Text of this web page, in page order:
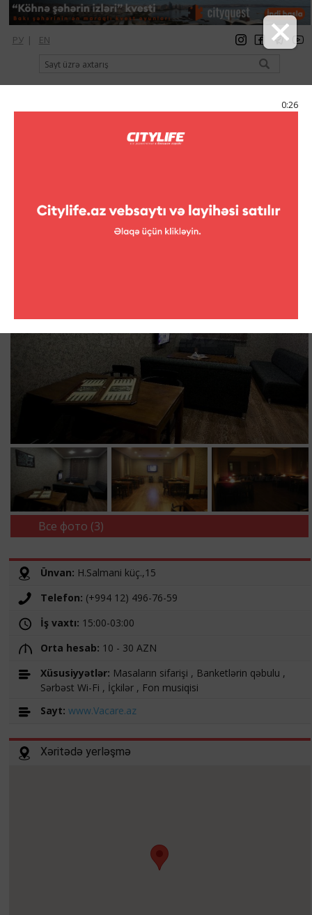
0:25
РУ | EN
qeydiyyat giriş Citylife Magazine
Vacare tea club
Все фото (3)
Ünvan: H.Salmani küç.,15
Telefon: (+994 12) 496-76-59
İş vaxtı: 15:00-03:00
Orta hesab: 10 - 30 AZN
Xüsusiyyətlər: Masaların sifarişi , Banketlərin qəbulu ,
Sərbəst Wi-Fi , İçkilər , Fon musiqisi
Sayt: www.Vacare.az
Xəritədə yerləşmə